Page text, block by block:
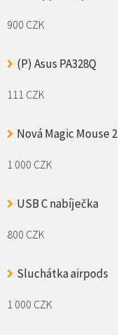
900 CZK
(P) Asus PA328Q
111 CZK
Nová Magic Mouse 2
1 000 CZK
USB C nabíječka
800 CZK
Sluchátka airpods
1 000 CZK